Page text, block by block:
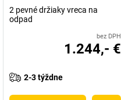
2 pevné držiaky vreca na
odpad
bez DPH
1.244,- €
2-3 týždne